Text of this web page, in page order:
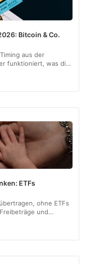
Bitcoin & Co.
aus der
funktioniert, was die
und für wen
ETFs
ohne ETFs
und
steuerfrei an die